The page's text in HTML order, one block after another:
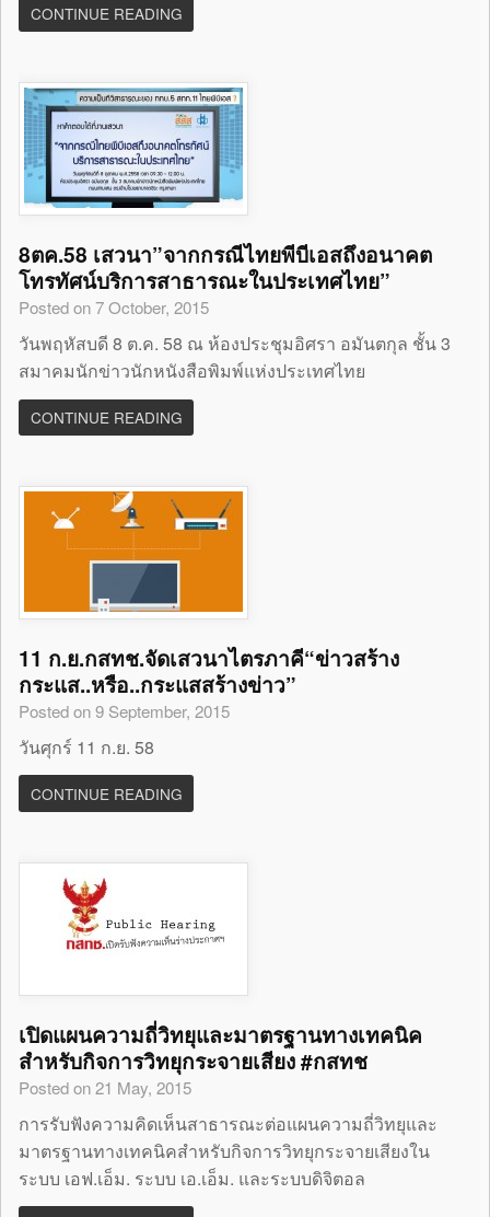
CONTINUE READING
8ตค.58 เสวนา”จากกรณีไทยพีบีเอสถึงอนาคต
โทรทัศน์บริการสาธารณะในประเทศไทย”
Posted on 7 October, 2015
วันพฤหัสบดี 8 ต.ค. 58 ณ ห้องประชุมอิศรา อมันตกุล ชั้น 3
สมาคมนักข่าวนักหนังสือพิมพ์แห่งประเทศไทย
CONTINUE READING
11 ก.ย.กสทช.จัดเสวนาไตรภาคี“ข่าวสร้าง
กระแส..หรือ..กระแสสร้างข่าว”
Posted on 9 September, 2015
วันศุกร์ 11 ก.ย. 58
CONTINUE READING
เปิดแผนความถี่วิทยุและมาตรฐานทางเทคนิค
สำหรับกิจการวิทยุกระจายเสียง #กสทช
Posted on 21 May, 2015
การรับฟังความคิดเห็นสาธารณะต่อแผนความถี่วิทยุและ
มาตรฐานทางเทคนิคสำหรับกิจการวิทยุกระจายเสียงใน
ระบบ เอฟ.เอ็ม. ระบบ เอ.เอ็ม. และระบบดิจิตอล